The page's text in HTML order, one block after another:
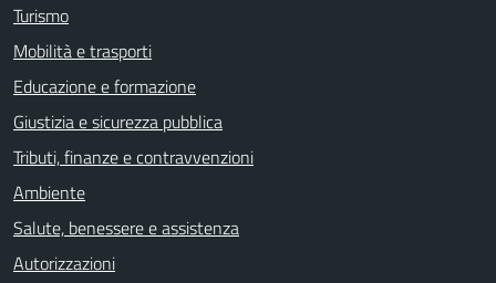
Turismo
Mobilità e trasporti
Educazione e formazione
Giustizia e sicurezza pubblica
Tributi, finanze e contravvenzioni
Ambiente
Salute, benessere e assistenza
Autorizzazioni